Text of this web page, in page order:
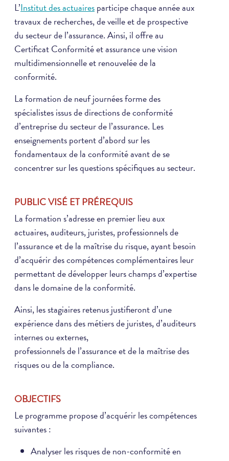
L’Institut des actuairesparticipe chaque année aux
travaux de recherches, de veille et de prospective
du secteur de l’assurance. Ainsi, il offre au
Certificat Conformité et assurance une vision
multidimensionnelle et renouvelée de la
conformité.
La formation de neuf journées forme des
spécialistes issus de directions de conformité
d’entreprise du secteur de l’assurance. Les
enseignements portent d’abord sur les
fondamentaux de la conformité avant de se
concentrer sur les questions spécifiques au secteur.
PUBLIC VISÉ ET PRÉREQUIS
La formation s’adresse en premier lieu aux
actuaires, auditeurs, juristes, professionnels de
l’assurance et de la maîtrise du risque, ayant besoin
d’acquérir des compétences complémentaires leur
permettant de développer leurs champs d’expertise
dans le domaine de la conformité.
Ainsi, les stagiaires retenus justifieront d’une
expérience dans des métiers de juristes, d’auditeurs
internes ou externes,
professionnels de l’assurance et de la maîtrise des
risques ou de la compliance.
OBJECTIFS
Le programme propose d’acquérir les compétences
suivantes :
Analyser les risques de non-conformité en